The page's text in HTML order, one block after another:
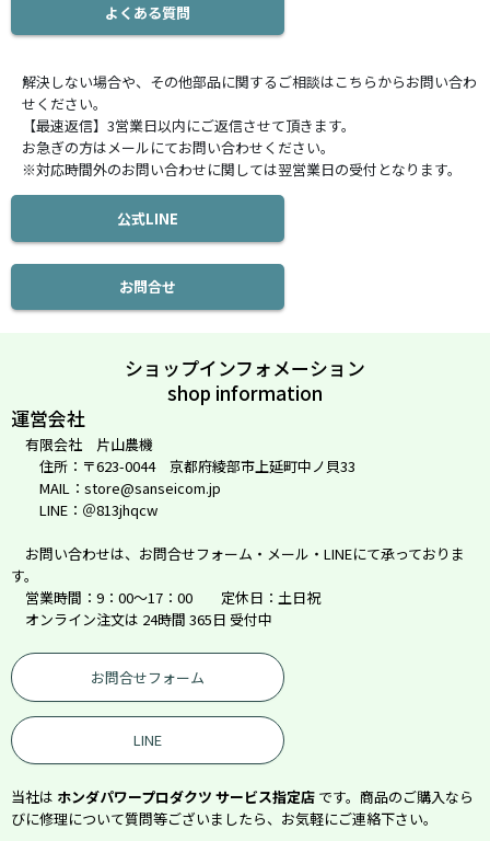
よくある質問
解決しない場合や、その他部品に関するご相談はこちらからお問い合わ
せください。
【最速返信】3営業日以内にご返信させて頂きます。
お急ぎの方はメールにてお問い合わせください。
※対応時間外のお問い合わせに関しては翌営業日の受付となります。
公式LINE
お問合せ
ショップインフォメーション
shop information
運営会社
有限会社 片山農機
住所：〒623-0044 京都府綾部市上延町中ノ貝33
MAIL：store@sanseicom.jp
LINE：＠813jhqcw
お問い合わせは、お問合せフォーム・メール・LINEにて承っておりま
す。
営業時間：9：00～17：00 定休日：土日祝
オンライン注文は 24時間 365日 受付中
お問合せフォーム
LINE
当社は ホンダパワープロダクツ サービス指定店 です。商品のご購入なら
びに修理について質問等ございましたら、お気軽にご連絡下さい。